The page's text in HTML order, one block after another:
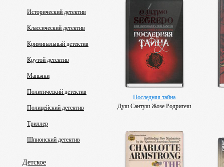
Исторический детектив
Классический детектив
Криминальный детектив
Крутой детектив
Маньяки
Политический детектив
Полицейский детектив
Триллер
Шпионский детектив
Детское
Последняя тайна
Душ Сантуш Жозе Родригеш